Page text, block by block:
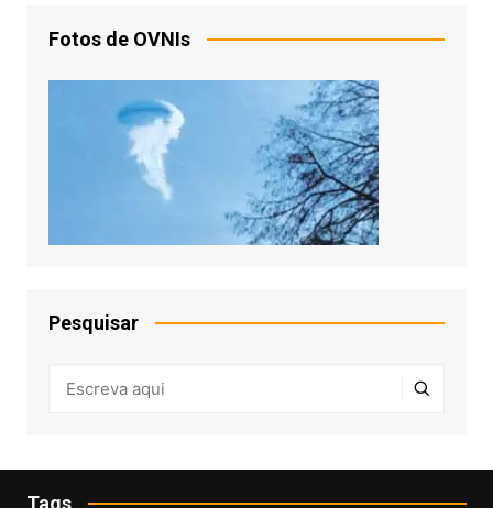
Fotos de OVNIs
Pesquisar
Tags